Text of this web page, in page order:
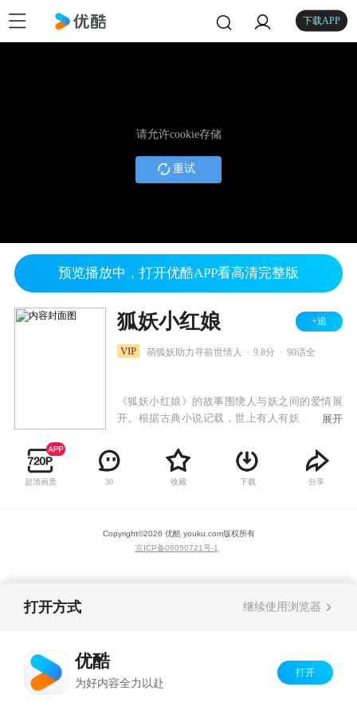
下载APP
请允许cookie存储
重试
预览播放中，打开优酷APP看高清完整版
狐妖小红娘 +追
VIP 萌狐妖助力寻前世情人 9.8分 90话全
《狐妖小红娘》的故事围绕人与妖之间的爱情展
开。根据古典小说记载，世上有人有妖，妖会与
了，妖活着。人会投胎转世，但投胎以后，不记
得上辈子的爱。妖如果痴情的话，就去找狐妖“购
买”一项服务，让投胎转世的人，回忆起前世的
过程当中发生的一系列有趣、神秘的故事。
展开
超清画质 30 收藏 下载 分享
Copyright©2026 优酷 youku.com版权所有
京ICP备06050721号-1
打开方式 继续使用浏览器
优酷
为好内容全力以赴
打开